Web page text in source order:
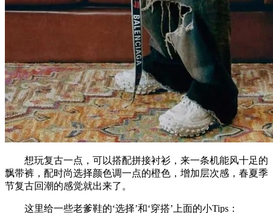
想玩复古一点，可以搭配拼接衬衫，来一条机能风十足的
飘带裤，配时尚选择颜色调一点的橙色，增加层次感，春夏季
节复古回潮的感觉就出来了。
这里给一些老爹鞋的‘选择’和‘穿搭’上面的小Tips：